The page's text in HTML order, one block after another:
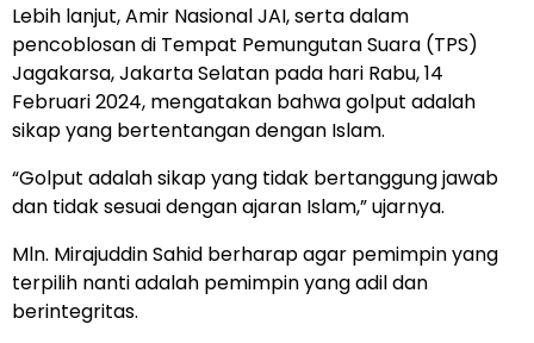
Lebih lanjut, Amir Nasional JAI, serta dalam
pencoblosan di Tempat Pemungutan Suara (TPS)
Jagakarsa, Jakarta Selatan pada hari Rabu, 14
Februari 2024, mengatakan bahwa golput adalah
sikap yang bertentangan dengan Islam.
“Golput adalah sikap yang tidak bertanggung jawab
dan tidak sesuai dengan ajaran Islam,” ujarnya.
Mln. Mirajuddin Sahid berharap agar pemimpin yang
terpilih nanti adalah pemimpin yang adil dan
berintegritas.